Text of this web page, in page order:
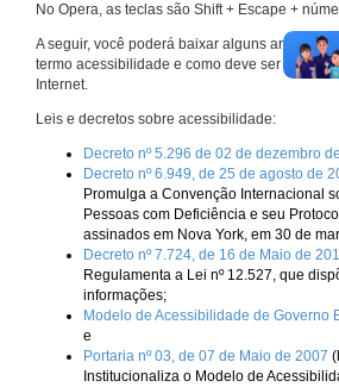
No Opera, as teclas são Shift + Escape +
A seguir, você poderá baixar alguns arquivos
termo acessibilidade e como deve ser
Internet.
Leis e decretos sobre acessibilidade:
Decreto nº 5.296 de 02 de dezembro
Decreto nº 6.949, de 25 de agosto de
Promulga a Convenção Internacional
Pessoas com Deficiência e seu
assinados em Nova York, em 30 de
Decreto nº 7.724, de 16 de Maio de
Regulamenta a Lei nº 12.527, que
informações;
Modelo de Acessibilidade de Governo
e
Portaria nº 03, de 07 de Maio de 2007
Institucionaliza o Modelo de